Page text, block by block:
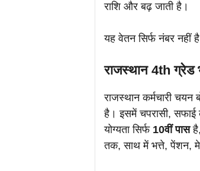
राशि और बढ़ जाती है।
यह वेतन सिर्फ नंबर नहीं
राजस्थान 4th ग्रेड
राजस्थान कर्मचारी चयन
है। इसमें चपरासी, सफाई
योग्यता सिर्फ 10वीं पास
तक, साथ में भत्ते, पेंशन,